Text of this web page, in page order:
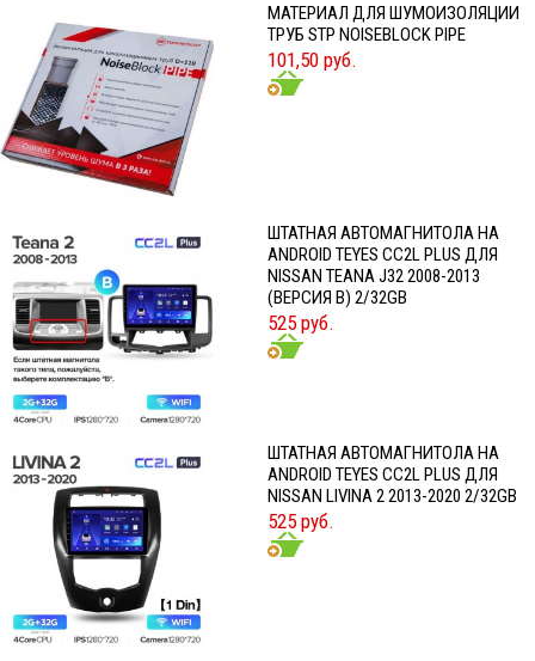
МАТЕРИАЛ ДЛЯ ШУМОИЗОЛЯЦИИ
ТРУБ STP NOISEBLOCK PIPE
101,50 руб.
ШТАТНАЯ АВТОМАГНИТОЛА НА
ANDROID TEYES CC2L PLUS ДЛЯ
NISSAN TEANA J32 2008-2013
(ВЕРСИЯ B) 2/32GB
525 руб.
ШТАТНАЯ АВТОМАГНИТОЛА НА
ANDROID TEYES CC2L PLUS ДЛЯ
NISSAN LIVINA 2 2013-2020 2/32GB
525 руб.